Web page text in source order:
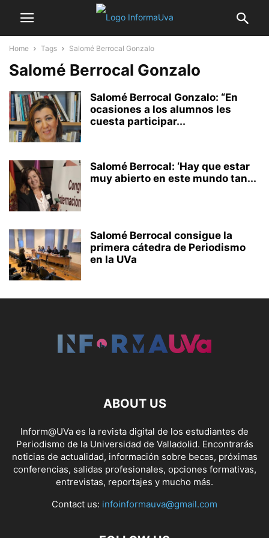
Home Tags Salomé Berrocal Gonzalo
Salomé Berrocal Gonzalo
Salomé Berrocal Gonzalo: “En
ocasiones a los alumnos les
cuesta participar...
Salomé Berrocal: ‘Hay que estar
muy abierto en este mundo tan...
Salomé Berrocal consigue la
primera cátedra de Periodismo
en la UVa
ABOUT US
Inform@UVa es la revista digital de los estudiantes de
Periodismo de la Universidad de Valladolid. Encontrarás
noticias de actualidad, información sobre becas, próximas
conferencias, salidas profesionales, opciones formativas,
entrevistas, reportajes y mucho más.
Contact us: infoinformauva@gmail.com